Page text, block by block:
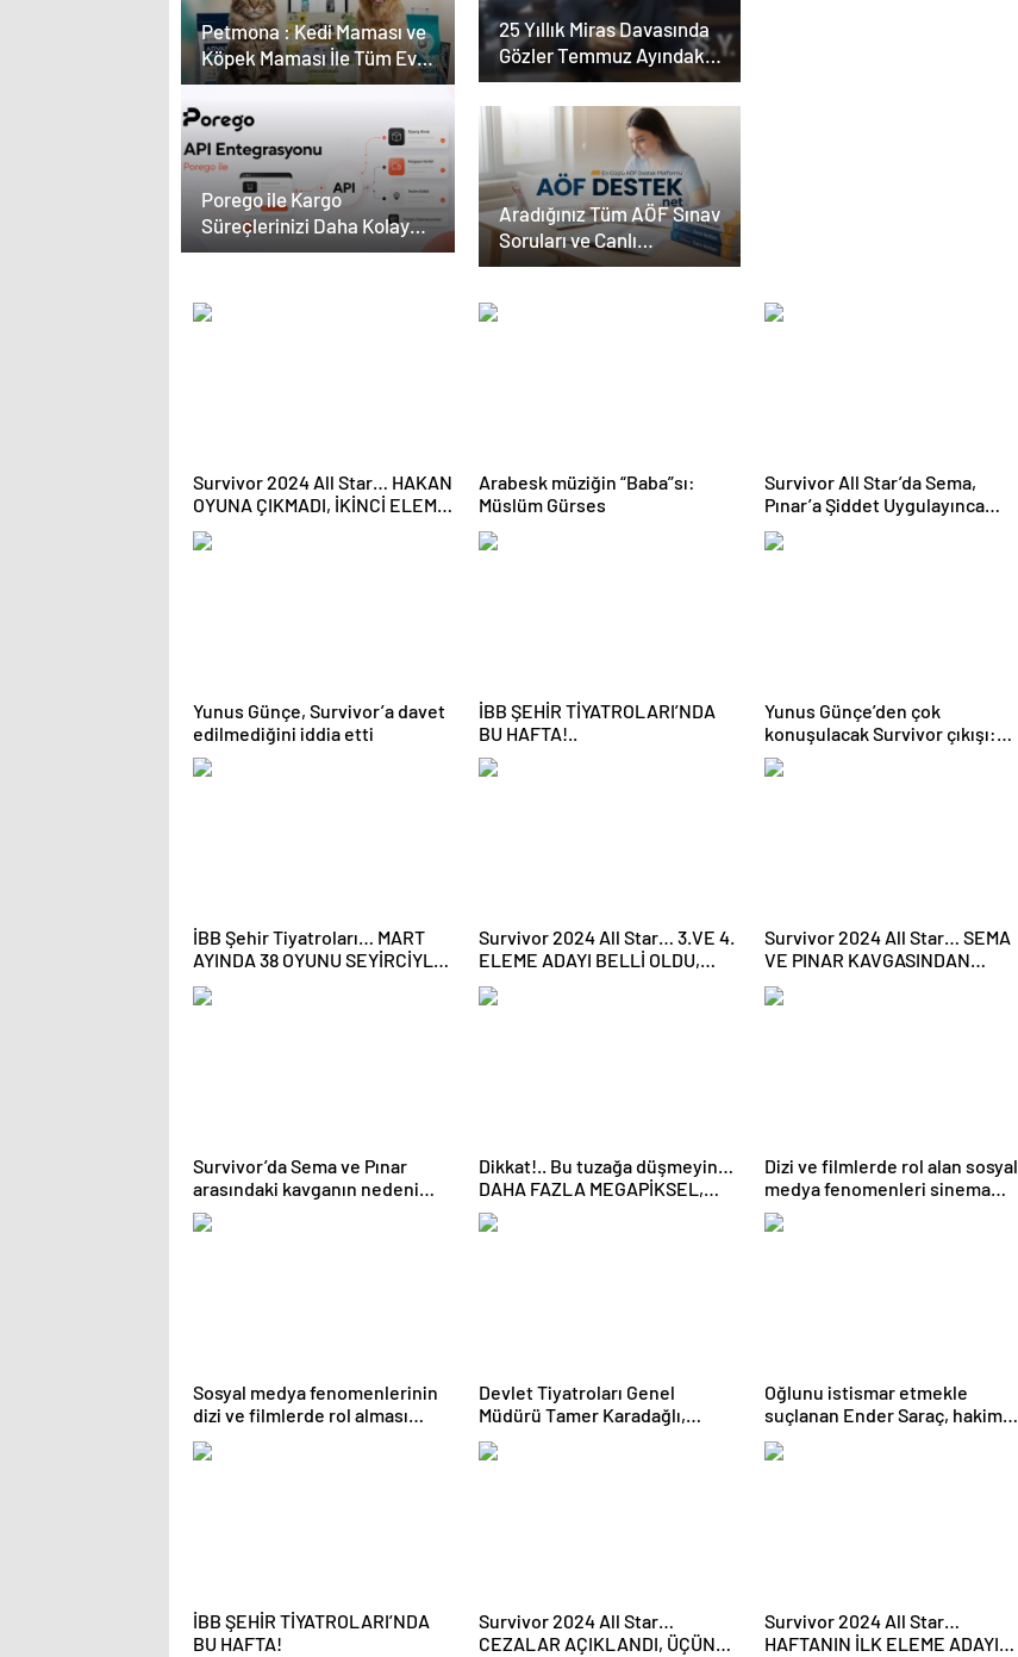
Petmona : Kedi Maması ve
Köpek Maması İle Tüm Evcil
Hayvan Ürünleri
Porego ile Kargo
Süreçlerinizi Daha Kolay
Yönetin
25 Yıllık Miras Davasında
Gözler Temmuz Ayındaki
Karar Duruşmasına
Çevrildi
Aradığınız Tüm AÖF Sınav
Soruları ve Canlı
Açıköğretim Forumu
Survivor 2024 All Star… HAKAN
OYUNA ÇIKMADI, İKİNCİ ELEME
ADAYI KİM OLDU?
Arabesk müziğin “Baba”sı:
Müslüm Gürses
Survivor All Star’da Sema,
Pınar’a Şiddet Uygulayınca
Diskalifiye Edildi
Yunus Günçe, Survivor’a davet
edilmediğini iddia etti
İBB ŞEHİR TİYATROLARI’NDA
BU HAFTA!..
Yunus Günçe’den çok
konuşulacak Survivor çıkışı:
Davet edilmeme rağmen
videolarımdan dolayı beni
İBB Şehir Tiyatroları… MART
AYINDA 38 OYUNU SEYİRCİYLE
BULUŞTURUYOR!
Survivor 2024 All Star… 3.VE 4.
ELEME ADAYI BELLİ OLDU,
SAKATLIKLAR ÜZDÜ!
Survivor 2024 All Star… SEMA
VE PINAR KAVGASINDAN
DİSKALİFİYE ÇIKTI!
Survivor’da Sema ve Pınar
arasındaki kavganın nedeni
ortaya çıktı
Dikkat!.. Bu tuzağa düşmeyin…
DAHA FAZLA MEGAPİKSEL,
DAHA İYİ GÖRÜNTÜ MÜ
DEMEK?..
Dizi ve filmlerde rol alan sosyal
medya fenomenleri sinema
sektöründe kaliteyi düşürüyor
Sosyal medya fenomenlerinin
dizi ve filmlerde rol alması
tartışmalara neden oluyor
Devlet Tiyatroları Genel
Müdürü Tamer Karadağlı,
EGEKAF 24’e konuk oldu
Oğlunu istismar etmekle
suçlanan Ender Saraç, hakim
karşısında gözyaşlarına
boğuldu
İBB ŞEHİR TİYATROLARI’NDA
BU HAFTA!
Survivor 2024 All Star…
CEZALAR AÇIKLANDI, ÜÇÜNCÜ
Survivor 2024 All Star…
HAFTANIN İLK ELEME ADAYI